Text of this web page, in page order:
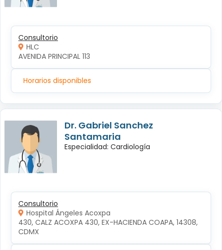
Consultorio
HLC
AVENIDA PRINCIPAL 113
Horarios disponibles
Dr. Gabriel Sanchez
Santamaria
Especialidad: Cardiología
Consultorio
Hospital Ángeles Acoxpa
430, CALZ ACOXPA 430, EX-HACIENDA COAPA, 14308,
CDMX